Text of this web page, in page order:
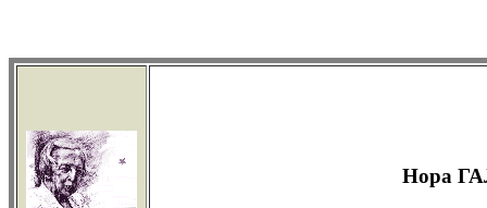
Нора